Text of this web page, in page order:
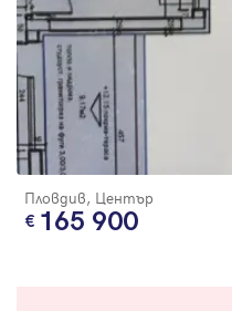
Пловдив, Център
165 900